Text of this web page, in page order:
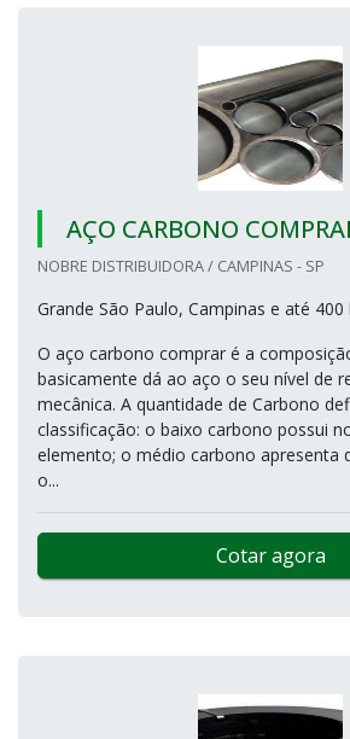
AÇO CARBONO
NOBRE DISTRIBUIDORA / CAMPINAS - SP
Grande São Paulo, Campinas e até
O aço carbono comprar é a
basicamente dá ao aço o seu nível de
mecânica. A quantidade de Carbono
classificação: o baixo carbono possui
elemento; o médio carbono apresenta
o...
Cotar agora